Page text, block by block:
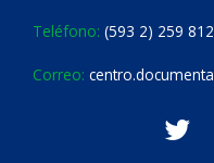
Teléfono: (593 2) 259
Correo: